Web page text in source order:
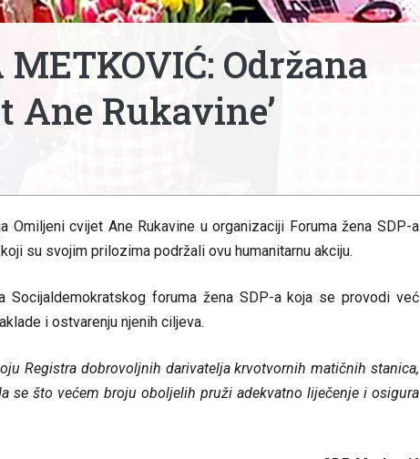
Održana
Ane Rukavine’
Omiljeni cvijet Ane Rukavine u organizaciji Foruma žena SDP-a
su svojim prilozima podržali ovu humanitarnu akciju.
Socijaldemokratskog foruma žena SDP-a koja se provodi već
i ostvarenju njenih ciljeva.
Registra dobrovoljnih darivatelja krvotvornih matičnih stanica,
se što većem broju oboljelih pruži adekvatno liječenje i osigura